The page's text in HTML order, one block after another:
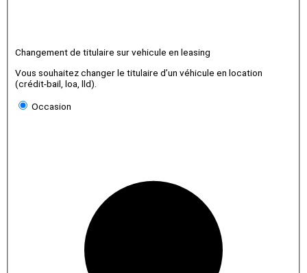
Changement de titulaire sur vehicule en leasing
Vous souhaitez changer le titulaire d’un véhicule en location
(crédit-bail, loa, lld).
Occasion